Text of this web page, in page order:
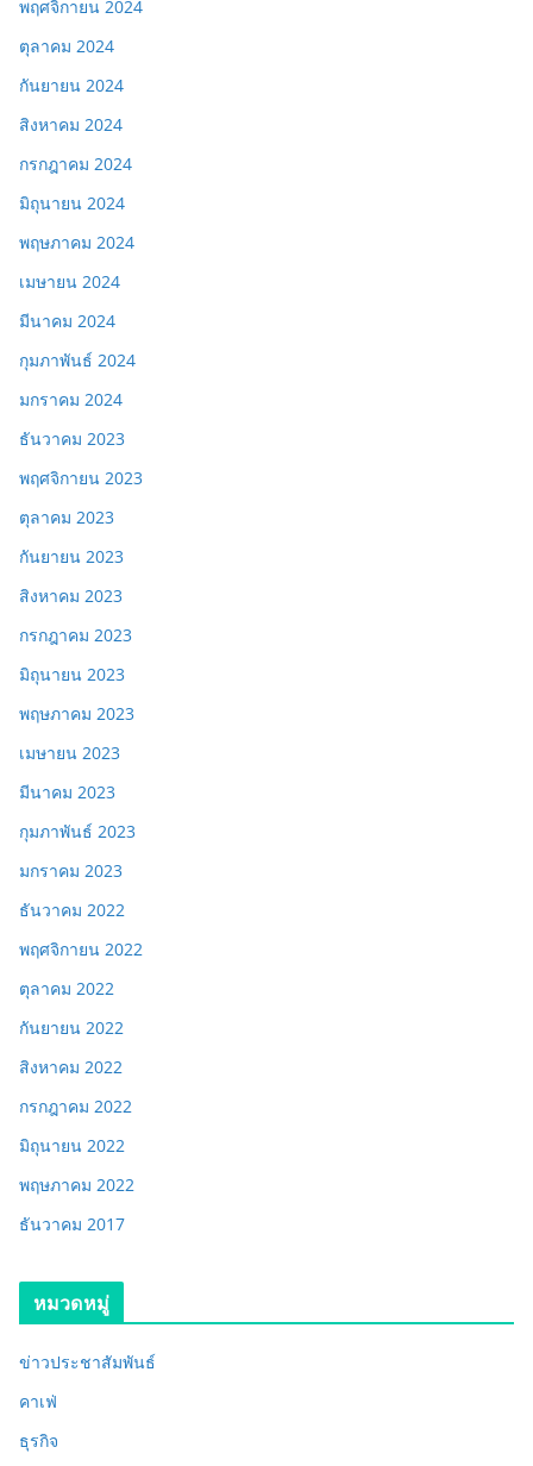
พฤศจิกายน 2024
ตุลาคม 2024
กันยายน 2024
สิงหาคม 2024
กรกฎาคม 2024
มิถุนายน 2024
พฤษภาคม 2024
เมษายน 2024
มีนาคม 2024
กุมภาพันธ์ 2024
มกราคม 2024
ธันวาคม 2023
พฤศจิกายน 2023
ตุลาคม 2023
กันยายน 2023
สิงหาคม 2023
กรกฎาคม 2023
มิถุนายน 2023
พฤษภาคม 2023
เมษายน 2023
มีนาคม 2023
กุมภาพันธ์ 2023
มกราคม 2023
ธันวาคม 2022
พฤศจิกายน 2022
ตุลาคม 2022
กันยายน 2022
สิงหาคม 2022
กรกฎาคม 2022
มิถุนายน 2022
พฤษภาคม 2022
ธันวาคม 2017
หมวดหมู่
ข่าวประชาสัมพันธ์
คาเฟ่
ธุรกิจ